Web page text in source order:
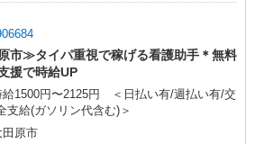
市≫タイパ重視で稼げる看護助手＊無料
援で時給UP
給1500円〜2125円 ＜日払い有/週払い有/交
支給(ガソリン代含む)＞
田原市